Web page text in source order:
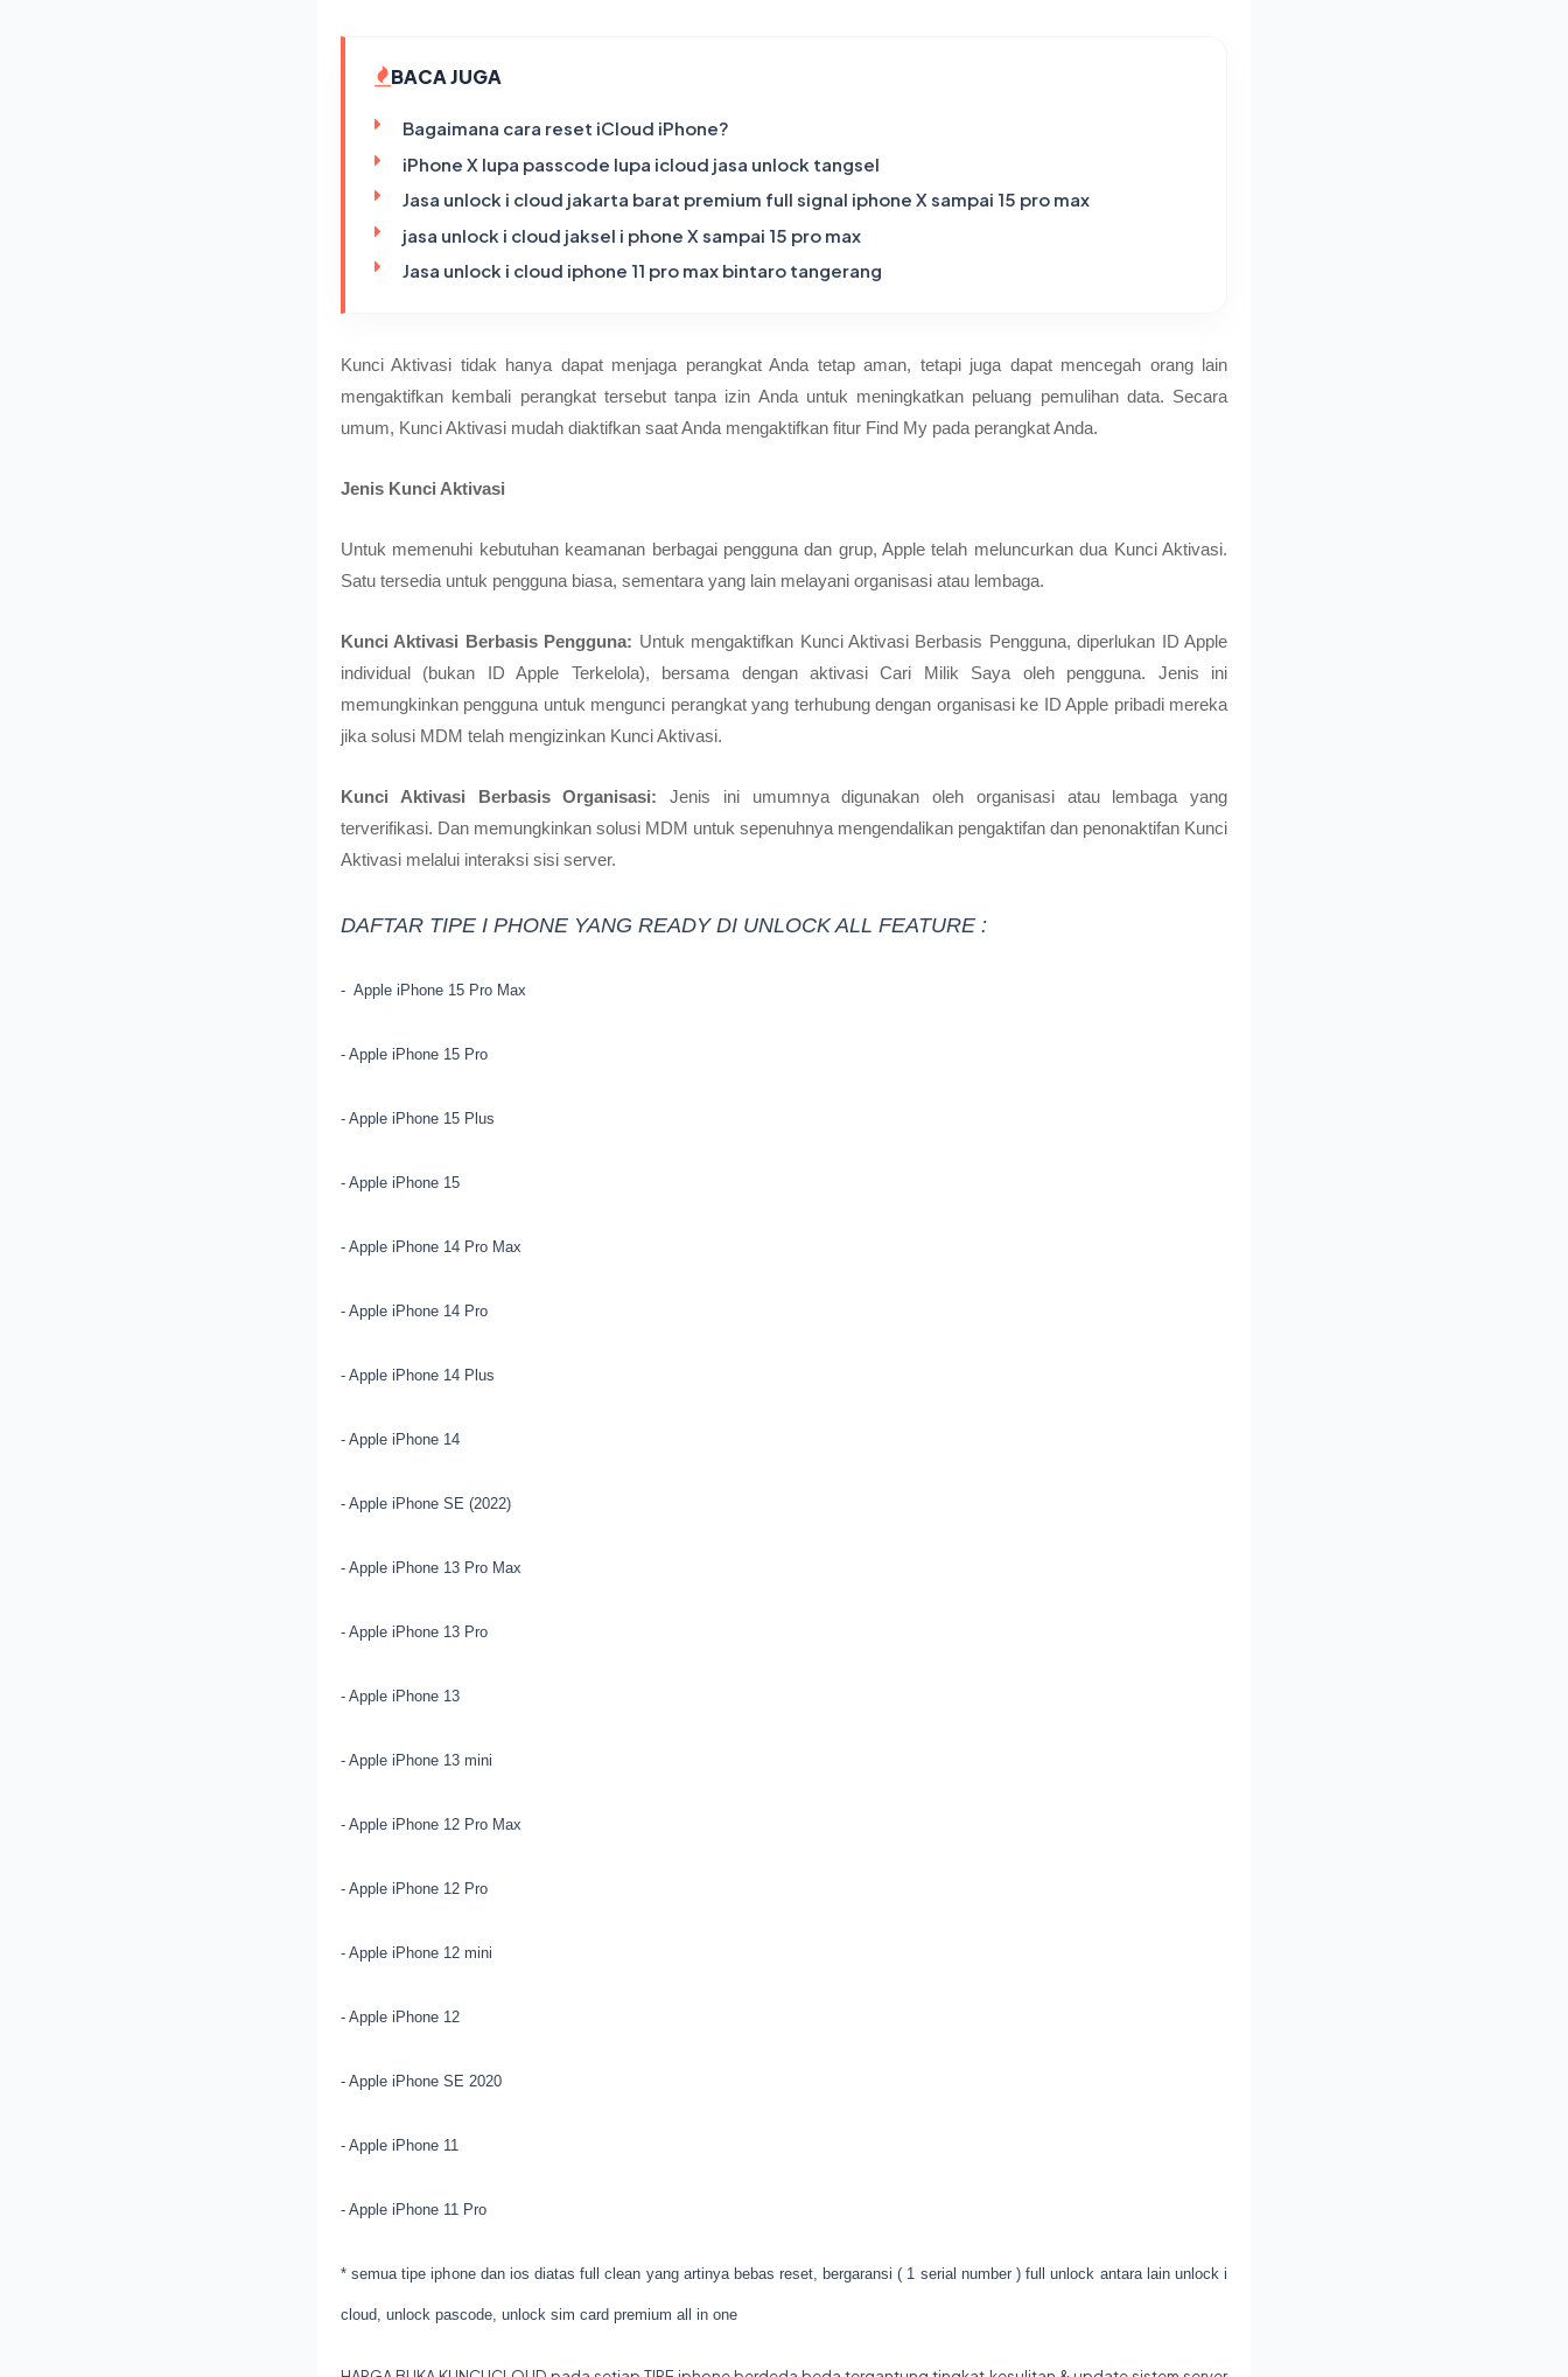
BACA JUGA
Bagaimana cara reset iCloud iPhone?
iPhone X lupa passcode lupa icloud jasa unlock tangsel
Jasa unlock i cloud jakarta barat premium full signal iphone X sampai 15 pro max
jasa unlock i cloud jaksel i phone X sampai 15 pro max
Jasa unlock i cloud iphone 11 pro max bintaro tangerang
Kunci Aktivasi tidak hanya dapat menjaga perangkat Anda tetap aman, tetapi juga dapat mencegah orang lain
mengaktifkan kembali perangkat tersebut tanpa izin Anda untuk meningkatkan peluang pemulihan data. Secara
umum, Kunci Aktivasi mudah diaktifkan saat Anda mengaktifkan fitur Find My pada perangkat Anda.
Jenis Kunci Aktivasi
Untuk memenuhi kebutuhan keamanan berbagai pengguna dan grup, Apple telah meluncurkan dua Kunci Aktivasi.
Satu tersedia untuk pengguna biasa, sementara yang lain melayani organisasi atau lembaga.
Kunci Aktivasi Berbasis Pengguna: Untuk mengaktifkan Kunci Aktivasi Berbasis Pengguna, diperlukan ID Apple
individual (bukan ID Apple Terkelola), bersama dengan aktivasi Cari Milik Saya oleh pengguna. Jenis ini
memungkinkan pengguna untuk mengunci perangkat yang terhubung dengan organisasi ke ID Apple pribadi mereka
jika solusi MDM telah mengizinkan Kunci Aktivasi.
Kunci Aktivasi Berbasis Organisasi: Jenis ini umumnya digunakan oleh organisasi atau lembaga yang
terverifikasi. Dan memungkinkan solusi MDM untuk sepenuhnya mengendalikan pengaktifan dan penonaktifan Kunci
Aktivasi melalui interaksi sisi server.
DAFTAR TIPE I PHONE YANG READY DI UNLOCK ALL FEATURE :
- Apple iPhone 15 Pro Max
- Apple iPhone 15 Pro
- Apple iPhone 15 Plus
- Apple iPhone 15
- Apple iPhone 14 Pro Max
- Apple iPhone 14 Pro
- Apple iPhone 14 Plus
- Apple iPhone 14
- Apple iPhone SE (2022)
- Apple iPhone 13 Pro Max
- Apple iPhone 13 Pro
- Apple iPhone 13
- Apple iPhone 13 mini
- Apple iPhone 12 Pro Max
- Apple iPhone 12 Pro
- Apple iPhone 12 mini
- Apple iPhone 12
- Apple iPhone SE 2020
- Apple iPhone 11
- Apple iPhone 11 Pro
* semua tipe iphone dan ios diatas full clean yang artinya bebas reset, bergaransi ( 1 serial number ) full unlock antara lain unlock i
cloud, unlock pascode, unlock sim card premium all in one